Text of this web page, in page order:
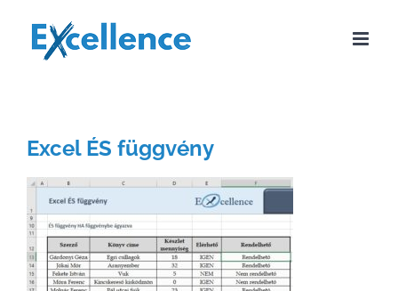
Excel ÉS függvény